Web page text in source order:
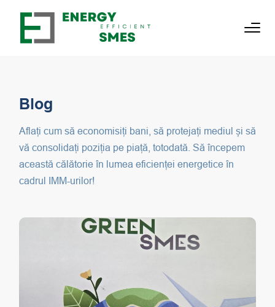
Blog
Aflați cum să economisiți bani, să protejați mediul și să
vă consolidați poziția pe piață, totodată. Să începem
această călătorie în lumea eficienței energetice în
cadrul IMM-urilor!